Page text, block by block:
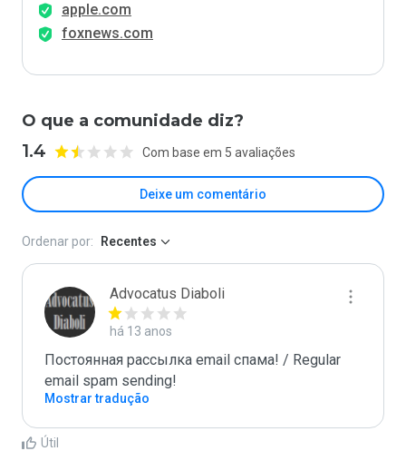
apple.com
foxnews.com
O que a comunidade diz?
1.4 Com base em 5 avaliações
Deixe um comentário
Ordenar por: Recentes
Advocatus Diaboli
há 13 anos
Постоянная рассылка email спама! / Regular
email spam sending!
Mostrar tradução
Útil